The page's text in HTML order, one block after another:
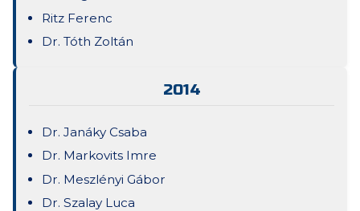
Ritz Ferenc
Dr. Tóth Zoltán
2014
Dr. Janáky Csaba
Dr. Markovits Imre
Dr. Meszlényi Gábor
Dr. Szalay Luca